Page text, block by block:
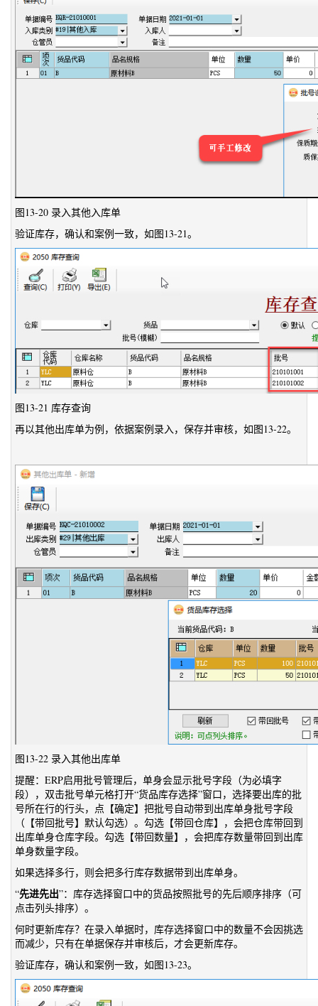
图13-20 录入其他入库单
验证库存，确认和案例一致，如图13-21。
图13-21 库存查询
再以其他出库单为例，依据案例录入，保存并审核，如图13-22。
图13-22 录入其他出库单
提醒：ERP启用批号管理后，单身会显示批号字段（为必填字
段），双击批号单元格打开“货品库存选择”窗口，选择要出库的批
号所在行的行头，点【确定】把批号自动带到出库单身批号字段
（【带回批号】默认勾选）。勾选【带回仓库】，会把仓库带回到
出库单身仓库字段。勾选【带回数量】，会把库存数量带回到出库
单身数量字段。
如果选择多行，则会把多行库存数据带到出库单身。
“先进先出”：库存选择窗口中的货品按照批号的先后顺序排序（可
点击列头排序）。
何时更新库存？在录入单据时，库存选择窗口中的数量不会因挑选
而减少，只有在单据保存并审核后，才会更新库存。
验证库存，确认和案例一致，如图13-23。